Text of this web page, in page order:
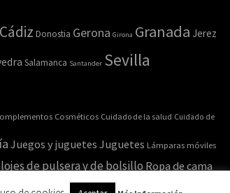
Cádiz Donostia Gerona Girona Granada Jerez
Salamanca Santander Sevilla
Cosméticos Cuidado de la salud Cuidado de
Juegos y juguetes Juguetes Lámparas móviles
de pulsera y de bolsilloRopa de cama